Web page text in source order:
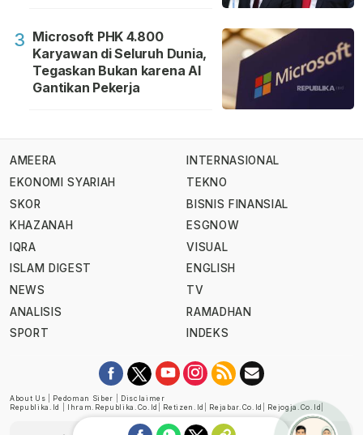
3 Microsoft PHK 4.800
Karyawan di Seluruh Dunia,
Tegaskan Bukan karena AI
Gantikan Pekerja
AMEERA
EKONOMI SYARIAH
SKOR
KHAZANAH
IQRA
ISLAM DIGEST
NEWS
ANALISIS
SPORT
INTERNASIONAL
TEKNO
BISNIS FINANSIAL
ESGNOW
VISUAL
ENGLISH
TV
RAMADHAN
INDEKS
About Us Pedoman Siber
Disclaimer
Republika.id
Ihram.republika.co.id Retizen.id Rejabar.co.id Rejogja.co.id